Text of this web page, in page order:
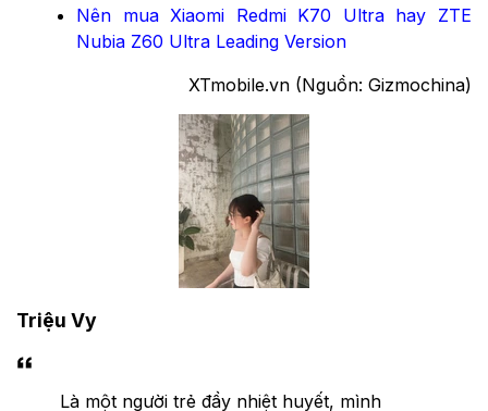
Nên mua Xiaomi Redmi K70 Ultra hay ZTE
Nubia Z60 Ultra Leading Version
XTmobile.vn (Nguồn: Gizmochina)
Triệu Vy
Là một người trẻ đầy nhiệt huyết, mình